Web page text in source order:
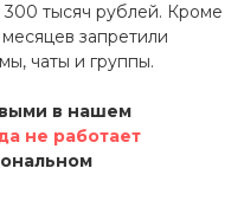
тысяч рублей. Кроме
запретили
чаты и группы.
в нашем
не работает